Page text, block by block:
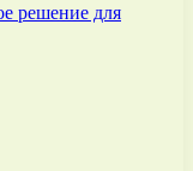
решение для